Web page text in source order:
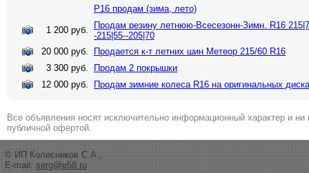
Р16 продам (зима, лето)
1 200 руб.
Продам резину летнюю-Всесезонн-Зимн. R16
-215|55--205|70
20 000 руб.
Продается к-т летних шин Метеор 215/60 R16
3 300 руб.
Продам 2 покрышки
12 000 руб.
Продам зимние колеса R16 на оригинальных
Все объявления носят исключительно информационный характер и ни
публичной офертой.
© ИП Колесников С.А.,
E-mail: serg@e58.ru